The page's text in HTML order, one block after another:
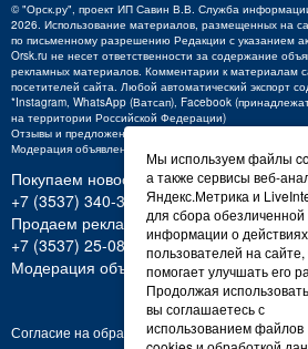
©"Орск.ру", проект ИП Савин В.В. Служба
2026. Использование материалов, размещенных на
по письменному разрешению Редакции с указанием
Orsk.ru не несет ответственности за содержание
рекламных материалов. Комментарии к материалам
посетителей сайта. Любой автоматический экспорт
*Instagram, WhatsApp (Ватсап), Facebook
на территории Российской Федерации)
Отзывы и предложения о работе портала:
Модерация объявлений +7 (3537) 32-71-28
Покупаем новости:
+7 (3537) 340-300,340300@orsk.ru
Продаем рекламу:
+7 (3537) 25-08-07;250807@orsk.ru
Модерация объявлений: +7 (3537) 32-
Согласие на обработку персональных данных
Мы используем файлы
а также сервисы веб-
Яндекс.Метрика и
для сбора обезличенной
информации о действиях
пользователей на сайте,
помогает улучшать его
Продолжая
вы соглашаетесь с
использованием файлов